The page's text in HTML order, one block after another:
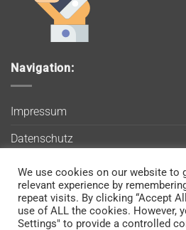
Navigation:
Impressum
Datenschutz
AGB
Blog
Kontakt
We use cookies on our website to
relevant experience by
repeat visits. By clicking “Accept
use of ALL the cookies. However,
Settings" to provide a controlled
Wir verwenden Cookies, um
unserer Website die bestmögliche
Sie diese Website weiterhin nutzen,